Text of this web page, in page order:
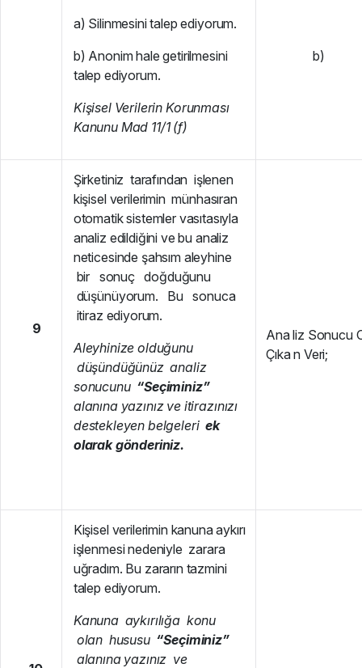
a) Silinmesini talep ediyorum.
b) Anonim hale getirilmesini
talep ediyorum.
Kişisel Verilerin Korunması
Kanunu Mad 11/1 (f)
b)
9
Şirketiniz tarafından işlenen
kişisel verilerimin münhasıran
otomatik sistemler vasıtasıyla
analiz edildiğini ve bu analiz
neticesinde şahsım aleyhine
bir sonuç doğduğunu
düşünüyorum. Bu sonuca
itiraz ediyorum.
Aleyhinize olduğunu
düşündüğünüz analiz
sonucunu “Seçiminiz”
alanına yazınız ve itirazınızı
destekleyen belgeleriek
olarak gönderiniz.
Ana liz Sonucu
Çıka n Veri;
Kişisel verilerimin kanuna aykırı
işlenmesi nedeniyle zarara
uğradım. Bu zararın tazmini
talep ediyorum.
Kanuna aykırılığa konu
olan hususu “Seçiminiz”
alanına yazınız ve